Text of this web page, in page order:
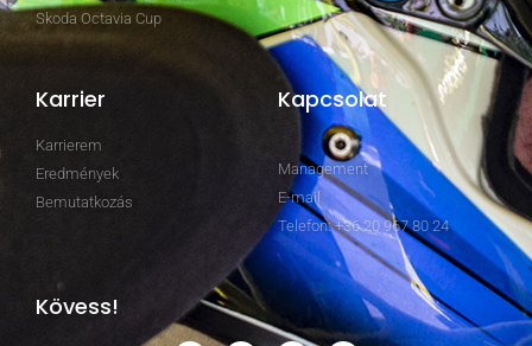
Skoda Octavia Cup
Karrier
Karrierem
Eredmények
Bemutatkozás
Kapcsolat
Management
E-mail
Telefon: +36 20 967 80 24
Kövess!